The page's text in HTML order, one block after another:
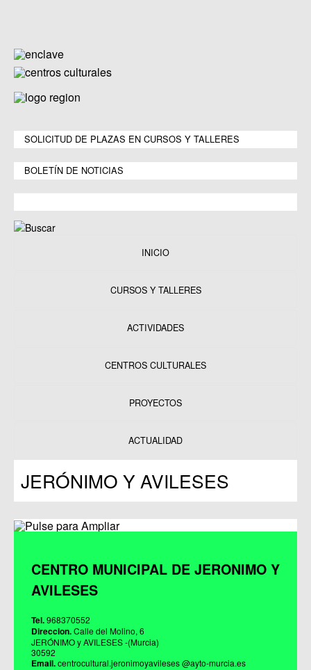
SOLICITUD DE PLAZAS EN CURSOS Y TALLERES
BOLETÍN DE NOTICIAS
INICIO
CURSOS Y TALLERES
ACTIVIDADES
CENTROS CULTURALES
PROYECTOS
Programas
ACTUALIDAD
JERÓNIMO Y AVILESES
CENTRO MUNICIPAL DE JERONIMO Y
AVILESES
Tel.968370552
Direccion.Calle del Molino, 6
JERÓNIMO y AVILESES -(Murcia)
30592
Email.centrocultural.jeronimoyavileses @ayto-murcia.es